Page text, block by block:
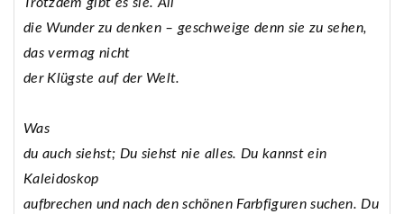
die Wunder zu denken – geschweige denn sie zu sehen,
das vermag nicht
der Klügste auf der Welt.
Was
du auch siehst; Du siehst nie alles. Du kannst ein
Kaleidoskop
aufbrechen und nach den schönen Farbfiguren suchen. Du